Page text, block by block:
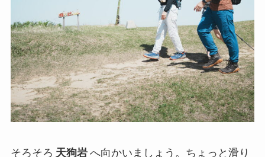
そろそろ 天狗岩 へ向かいましょう。ちょっと滑り